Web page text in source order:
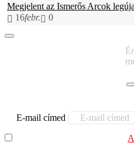
Megjelent az Ismerős Arcok
16febr. 0
E-mail címed